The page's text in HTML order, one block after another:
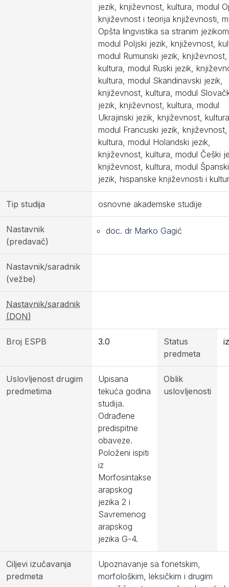
jezik, književnost, kultura, modul
književnost i teorija književnosti,
Opšta lingvistika sa stranim
modul Poljski jezik, književnost,
modul Rumunski jezik, književnost,
kultura, modul Ruski jezik,
kultura, modul Skandinavski jezik,
književnost, kultura, modul
jezik, književnost, kultura, modul
Ukrajinski jezik, književnost,
modul Francuski jezik, književnost,
kultura, modul Holandski jezik,
književnost, kultura, modul Češki
književnost, kultura, modul Španski
jezik, hispanske književnosti i
Tip studija osnovne akademske studije
Nastavnik
(predavač)
doc. dr Marko Gagić
Nastavnik/saradnik
(vežbe)
Nastavnik/saradnik
(DON)
Broj ESPB 3.0
Status
predmeta
Uslovljenost drugim
predmetima
Upisana
tekuća godina
studija.
Odrađene
predispitne
obaveze.
Položeni ispiti
iz
Morfosintakse
arapskog
jezika 2 i
Savremenog
arapskog
jezika G-4.
Oblik
uslovljenosti
Ciljevi izučavanja
predmeta
Upoznavanje sa fonetskim,
morfološkim, leksičkim i drugim